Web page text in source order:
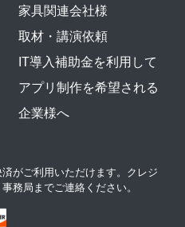
家具関連会社様
取材・講演依頼
IT導入補助金を利用して
アプリ制作を希望される
企業様へ
がご利用いただけます。クレジ
務局までご連絡ください。